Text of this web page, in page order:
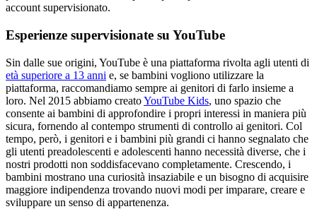
account supervisionato.
Esperienze supervisionate su YouTube
Sin dalle sue origini, YouTube è una piattaforma rivolta agli utenti di
età superiore a 13 anni e, se bambini vogliono utilizzare la
piattaforma, raccomandiamo sempre ai genitori di farlo insieme a
loro. Nel 2015 abbiamo creatoYouTube Kids, uno spazio che
consente ai bambini di approfondire i propri interessi in maniera più
sicura, fornendo al contempo strumenti di controllo ai genitori. Col
tempo, però, i genitori e i bambini più grandi ci hanno segnalato che
gli utenti preadolescenti e adolescenti hanno necessità diverse, che i
nostri prodotti non soddisfacevano completamente. Crescendo, i
bambini mostrano una curiosità insaziabile e un bisogno di acquisire
maggiore indipendenza trovando nuovi modi per imparare, creare e
sviluppare un senso di appartenenza.